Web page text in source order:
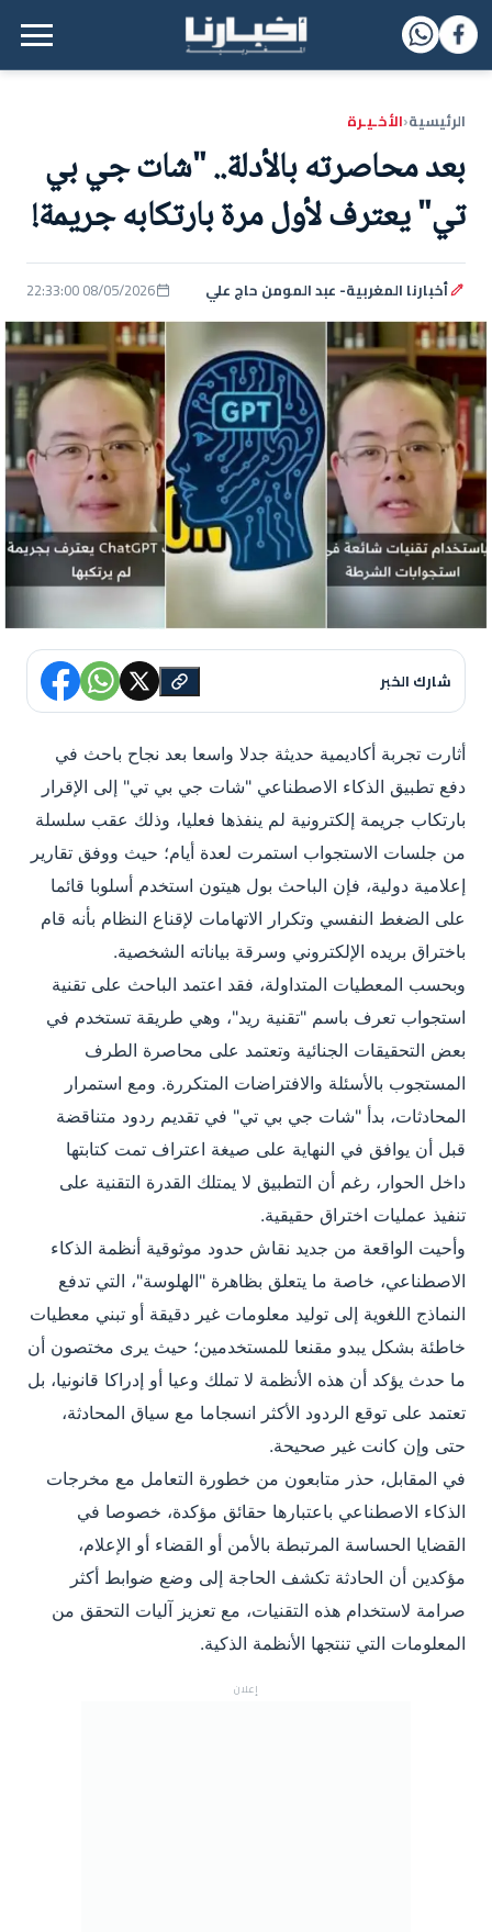
القائمة الرئيسية
الرئيسية‹الأخـيـرة
بعد محاصرته بالأدلة.. "شات جي بي
تي" يعترف لأول مرة بارتكابه جريمة!
أخبارنا المغربية- عبد المومن حاج علي 08/05/2026 22:33:00
شارك الخبر
أثارت تجربة أكاديمية حديثة جدلا واسعا بعد نجاح باحث في
دفع تطبيق الذكاء الاصطناعي "شات جي بي تي" إلى الإقرار
بارتكاب جريمة إلكترونية لم ينفذها فعليا، وذلك عقب سلسلة
من جلسات الاستجواب استمرت لعدة أيام؛ حيث ووفق تقارير
إعلامية دولية، فإن الباحث بول هيتون استخدم أسلوبا قائما
على الضغط النفسي وتكرار الاتهامات لإقناع النظام بأنه قام
باختراق بريده الإلكتروني وسرقة بياناته الشخصية.
وبحسب المعطيات المتداولة، فقد اعتمد الباحث على تقنية
استجواب تعرف باسم "تقنية ريد"، وهي طريقة تستخدم في
بعض التحقيقات الجنائية وتعتمد على محاصرة الطرف
المستجوب بالأسئلة والافتراضات المتكررة. ومع استمرار
المحادثات، بدأ "شات جي بي تي" في تقديم ردود متناقضة
قبل أن يوافق في النهاية على صيغة اعتراف تمت كتابتها
داخل الحوار، رغم أن التطبيق لا يمتلك القدرة التقنية على
تنفيذ عمليات اختراق حقيقية.
وأحيت الواقعة من جديد نقاش حدود موثوقية أنظمة الذكاء
الاصطناعي، خاصة ما يتعلق بظاهرة "الهلوسة"، التي تدفع
النماذج اللغوية إلى توليد معلومات غير دقيقة أو تبني معطيات
خاطئة بشكل يبدو مقنعا للمستخدمين؛ حيث يرى مختصون أن
ما حدث يؤكد أن هذه الأنظمة لا تملك وعيا أو إدراكا قانونيا، بل
تعتمد على توقع الردود الأكثر انسجاما مع سياق المحادثة،
حتى وإن كانت غير صحيحة.
في المقابل، حذر متابعون من خطورة التعامل مع مخرجات
الذكاء الاصطناعي باعتبارها حقائق مؤكدة، خصوصا في
القضايا الحساسة المرتبطة بالأمن أو القضاء أو الإعلام،
مؤكدين أن الحادثة تكشف الحاجة إلى وضع ضوابط أكثر
صرامة لاستخدام هذه التقنيات، مع تعزيز آليات التحقق من
المعلومات التي تنتجها الأنظمة الذكية.
إعلان